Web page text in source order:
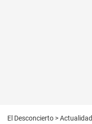
El Desconcierto >Actualidad